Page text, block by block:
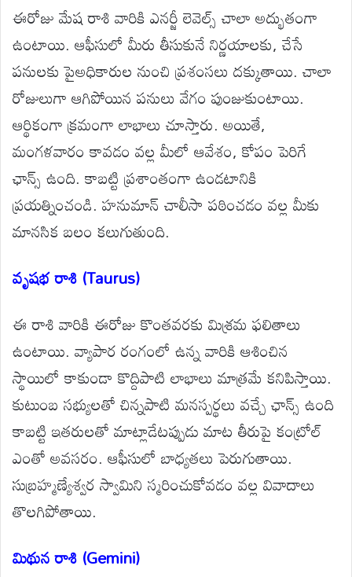
ఈరోజు మేష రాశి వారికి ఎనర్జీ లెవెల్స్ చాలా అద్భుతంగా
ఉంటాయి. ఆఫీసులో మీరు తీసుకునే నిర్ణయాలకు, చేసే
పనులకు పైఅధికారుల నుంచి ప్రశంసలు దక్కుతాయి. చాలా
రోజులుగా ఆగిపోయిన పనులు వేగం పుంజుకుంటాయి.
ఆర్థికంగా క్రమంగా లాభాలు చూస్తారు. అయితే,
మంగళవారం కావడం వల్ల మీలో ఆవేశం, కోపం పెరిగే
ఛాన్స్ ఉంది. కాబట్టి ప్రశాంతంగా ఉండటానికి
ప్రయత్నించండి. హనుమాన్ చాలీసా పఠించడం వల్ల మీకు
మానసిక బలం కలుగుతుంది.
వృషభ రాశి (Taurus)
ఈ రాశి వారికి ఈరోజు కొంతవరకు మిశ్రమ ఫలితాలు
ఉంటాయి. వ్యాపార రంగంలో ఉన్న వారికి ఆశించిన
స్థాయిలో కాకుండా కొద్దిపాటి లాభాలు మాత్రమే కనిపిస్తాయి.
కుటుంబ సభ్యులతో చిన్నపాటి మనస్పర్థలు వచ్చే ఛాన్స్ ఉంది
కాబట్టి ఇతరులతో మాట్లాడేటప్పుడు మాట తీరుపై కంట్రోల్
ఎంతో అవసరం. ఆఫీసులో బాధ్యతలు పెరుగుతాయి.
సుబ్రహ్మణ్యేశ్వర స్వామిని స్మరించుకోవడం వల్ల వివాదాలు
తొలగిపోతాయి.
మిథున రాశి (Gemini)